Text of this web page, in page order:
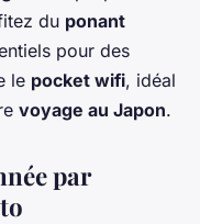
du ponant
pour des
le pocket wifi, idéal
voyage au Japon.
par